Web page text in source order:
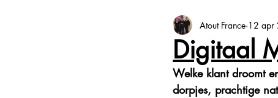
Bourgogne-Franche-Comté
Normandie
Digitaal
Atout France 12 apr
Welke klant droomt
dorpjes, prachtige